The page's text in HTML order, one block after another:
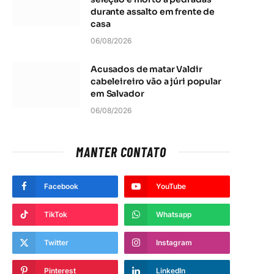
durante assalto em frente de
casa
06/08/2026
Acusados de matar Valdir
cabeleireiro vão a júri popular
em Salvador
06/08/2026
MANTER CONTATO
Facebook YouTube
TikTok Whatsapp
Twitter Instagram
Pinterest LinkedIn